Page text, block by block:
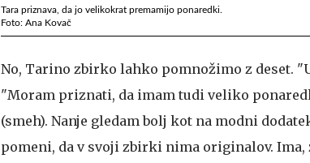
Tara priznava, da jo velikokrat premamijo ponaredki.
Foto: Ana Kovač
No, Tarino zbirko lahko pomnožimo z deset.
"Moram priznati, da imam tudi veliko
(smeh). Nanje gledam bolj kot na modni
pomeni, da v svoji zbirki nima originalov.